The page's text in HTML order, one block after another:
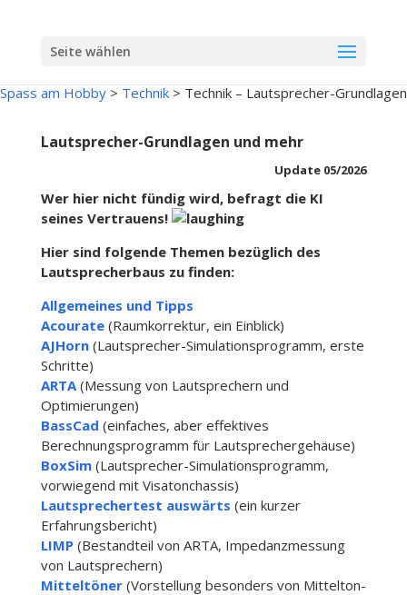
Seite wählen
Spass am Hobby > Technik > Technik – Lautsprecher-Grundlagen
Lautsprecher-Grundlagen und mehr
Update 05/2026
Wer hier nicht fündig wird, befragt die KI
seines Vertrauens!
Hier sind folgende Themen bezüglich des
Lautsprecherbaus zu finden:
Allgemeines und Tipps
Acourate(Raumkorrektur, ein Einblick)
AJHorn(Lautsprecher-Simulationsprogramm, erste
Schritte)
ARTA(Messung von Lautsprechern und
Optimierungen)
BassCad (einfaches, aber effektives
Berechnungsprogramm für Lautsprechergehäuse)
BoxSim(Lautsprecher-Simulationsprogramm,
vorwiegend mit Visatonchassis)
Lautsprechertest auswärts (ein kurzer
Erfahrungsbericht)
LIMP(Bestandteil von ARTA, Impedanzmessung
von Lautsprechern)
Mitteltöner(Vorstellung besonders von Mittelton-